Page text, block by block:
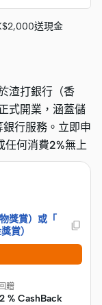
送現金
渣打銀行（香
式開業，涵蓋儲
行服務。立即申
任何消費2%無上
獎賞）或「
賞）
贈
2 % CashBack